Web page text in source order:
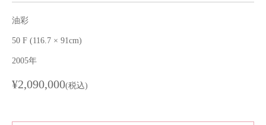
油彩
50 F (116.7 × 91cm)
2005年
¥2,090,000(税込)